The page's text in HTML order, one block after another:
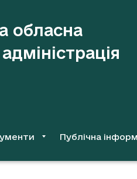
обласна
Публічна